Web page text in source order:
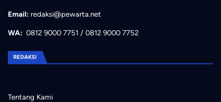
Email: redaksi@pewarta.net
WA: 0812 9000 7751 / 0812 9000 7752
REDAKSI
Tentang Kami